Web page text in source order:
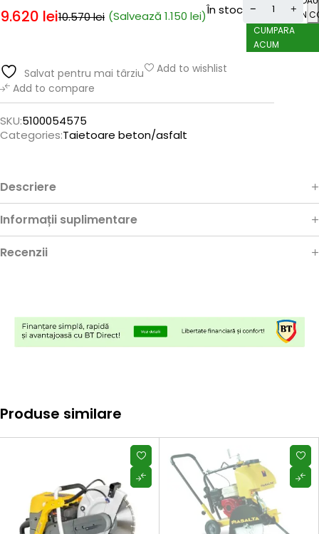
10.570lei
9.620 lei (Salvează 1.150 lei)În stoc
ÎN
CUMPARA
ACUM
Salvat pentru mai târziu
Add to wishlist
Add to compare
SKU:5100054575
Categories:Taietoare beton/asfalt
Descriere
Informații suplimentare
Recenzii
Produse similare